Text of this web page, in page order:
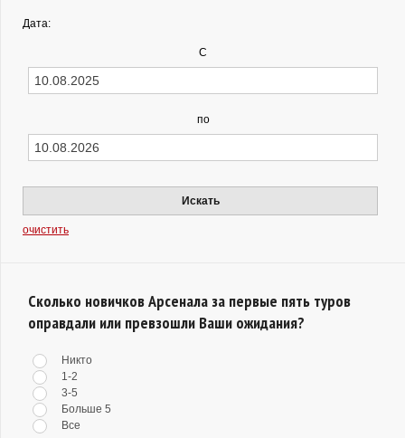
Дата:
С
по
Искать
очистить
Сколько новичков Арсенала за первые пять туров
оправдали или превзошли Ваши ожидания?
Никто
1-2
3-5
Больше 5
Все